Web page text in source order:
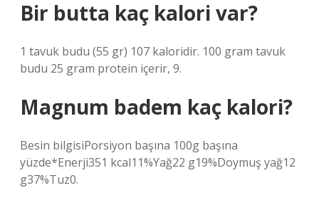
Bir butta kaç kalori var?
1 tavuk budu (55 gr) 107 kaloridir. 100 gram tavuk
budu 25 gram protein içerir, 9.
Magnum badem kaç kalori?
Besin bilgisiPorsiyon başına 100g başına
yüzde*Enerji351 kcal11%Yağ22 g19%Doymuş yağ12
g37%Tuz0.